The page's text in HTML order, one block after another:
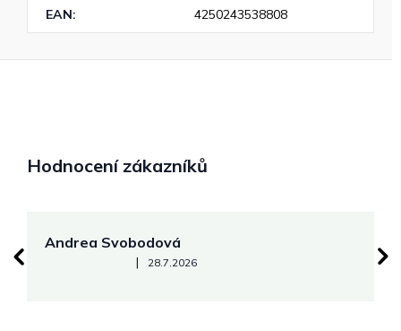
EAN: 4250243538808
Hodnocení zákazníků
Andrea Svobodová
Hodnocení obchodu je 5 z 5 hvězdiček.
| 28.7.2026